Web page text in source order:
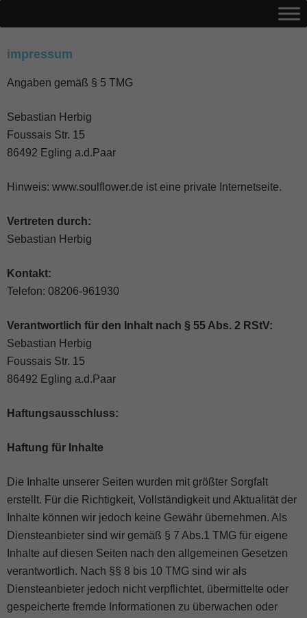
impressum
Angaben gemäß § 5 TMG
Sebastian Herbig
Foussais Str. 15
86492 Egling a.d.Paar
Hinweis: www.soulflower.de ist eine private Internetseite.
Vertreten durch:
Sebastian Herbig
Kontakt:
Telefon: 08206-961930
Verantwortlich für den Inhalt nach § 55 Abs. 2 RStV:
Sebastian Herbig
Foussais Str. 15
86492 Egling a.d.Paar
Haftungsausschluss:
Haftung für Inhalte
Die Inhalte unserer Seiten wurden mit größter Sorgfalt
erstellt. Für die Richtigkeit, Vollständigkeit und Aktualität der
Inhalte können wir jedoch keine Gewähr übernehmen. Als
Diensteanbieter sind wir gemäß § 7 Abs.1 TMG für eigene
Inhalte auf diesen Seiten nach den allgemeinen Gesetzen
verantwortlich. Nach §§ 8 bis 10 TMG sind wir als
Diensteanbieter jedoch nicht verpflichtet, übermittelte oder
gespeicherte fremde Informationen zu überwachen oder